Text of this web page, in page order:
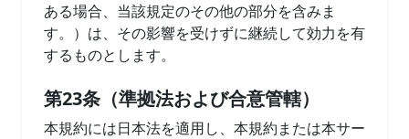
ある場合、当該規定のその他の部分を含みま
す。）は、その影響を受けずに継続して効力を有
するものとします。
第23条（準拠法および合意管轄）
本規約には日本法を適用し、本規約または本サー